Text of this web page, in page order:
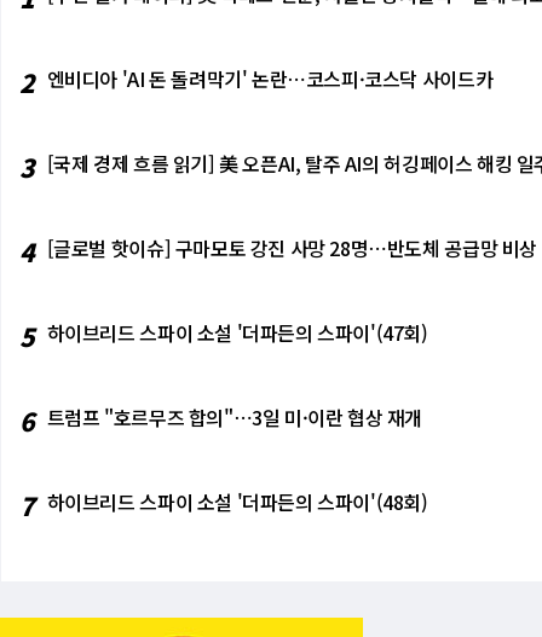
2 엔비디아 'AI 돈 돌려막기' 논란⋯코스피·코스닥 사이드카
3 [국제 경제 흐름 읽기] 美 오픈AI, 탈주 AI의 허깅페이스 해킹
4 [글로벌 핫이슈] 구마모토 강진 사망 28명⋯반도체 공급망 비상
5 하이브리드 스파이 소설 '더파든의 스파이'(47회)
6 트럼프 "호르무즈 합의"⋯3일 미·이란 협상 재개
7 하이브리드 스파이 소설 '더파든의 스파이'(48회)